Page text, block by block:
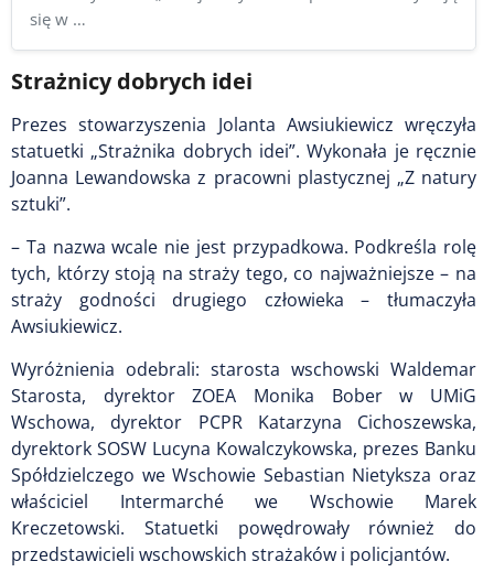
się w …
Strażnicy dobrych idei
Prezes stowarzyszenia Jolanta Awsiukiewicz wręczyła
statuetki „Strażnika dobrych idei”. Wykonała je ręcznie
Joanna Lewandowska z pracowni plastycznej „Z natury
sztuki”.
– Ta nazwa wcale nie jest przypadkowa. Podkreśla rolę
tych, którzy stoją na straży tego, co najważniejsze – na
straży godności drugiego człowieka – tłumaczyła
Awsiukiewicz.
Wyróżnienia odebrali: starosta wschowski Waldemar
Starosta, dyrektor ZOEA Monika Bober w UMiG
Wschowa, dyrektor PCPR Katarzyna Cichoszewska,
dyrektork SOSW Lucyna Kowalczykowska, prezes Banku
Spółdzielczego we Wschowie Sebastian Nietyksza oraz
właściciel Intermarché we Wschowie Marek
Kreczetowski. Statuetki powędrowały również do
przedstawicieli wschowskich strażaków i policjantów.